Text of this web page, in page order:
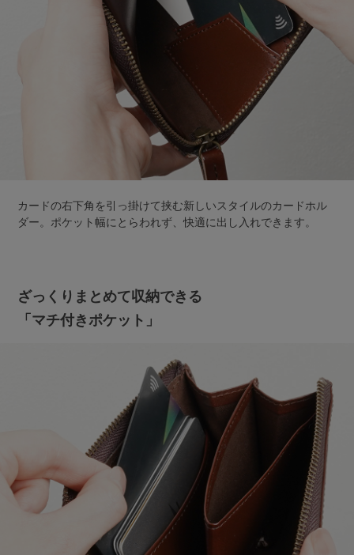
カードの右下角を引っ掛けて挟む新しいスタイルのカードホル
ダー。ポケット幅にとらわれず、快適に出し入れできます。
ざっくりまとめて収納できる
「マチ付きポケット」